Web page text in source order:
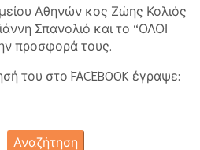
Αθηνών κος Ζώης Κολιός
Σπανολιό και το “ΟΛΟΙ
προσφορά τους.
του στο FACEBOOK έγραψε:
Αναζήτηση